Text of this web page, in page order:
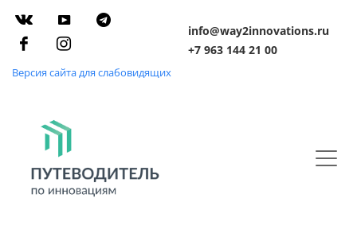
Версия сайта для слабовидящих
info@way2innovations.ru
+7 963 144 21 00